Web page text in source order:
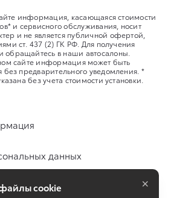
информация, касающаяся стоимости
и сервисного обслуживания, носит
и не является публичной офертой,
ст. 437 (2) ГК РФ. Для получения
в наши автосалоны.
сайте информация может быть
предварительного уведомления. *
без учета стоимости установки.
данных
cookie ×